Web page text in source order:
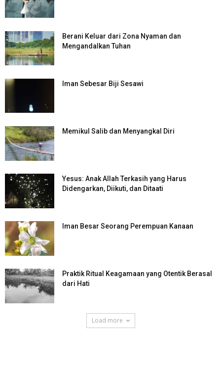
Berani Keluar dari Zona Nyaman dan
Mengandalkan Tuhan
Iman Sebesar Biji Sesawi
Memikul Salib dan Menyangkal Diri
Yesus: Anak Allah Terkasih yang Harus
Didengarkan, Diikuti, dan Ditaati
Iman Besar Seorang Perempuan Kanaan
Praktik Ritual Keagamaan yang Otentik Berasal
dari Hati
Load more